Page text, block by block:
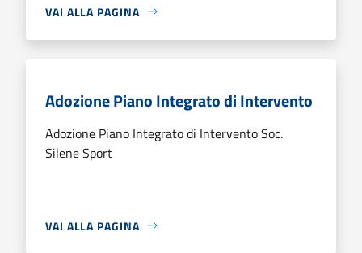
VAI ALLA PAGINA
Adozione Piano Integrato di Intervento
Adozione Piano Integrato di Intervento Soc.
Silene Sport
VAI ALLA PAGINA